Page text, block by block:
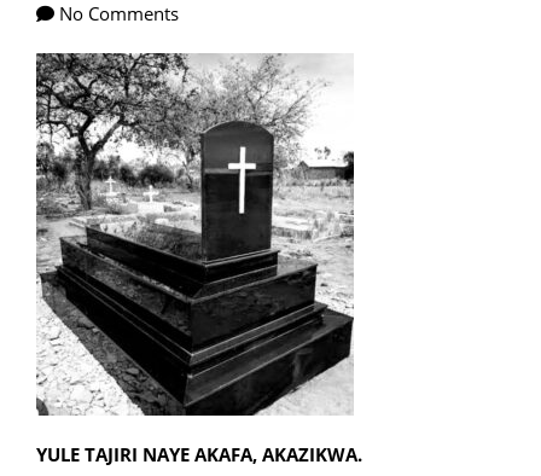
No Comments
YULE TAJIRI NAYE AKAFA, AKAZIKWA.